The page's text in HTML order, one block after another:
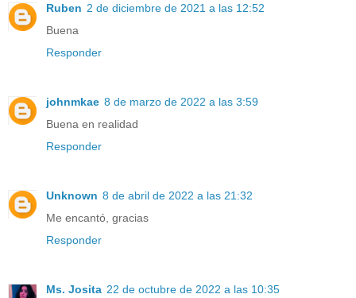
Ruben 2 de diciembre de 2021 a las 12:52
Buena
Responder
johnmkae 8 de marzo de 2022 a las 3:59
Buena en realidad
Responder
Unknown 8 de abril de 2022 a las 21:32
Me encantó, gracias
Responder
Ms. Josita 22 de octubre de 2022 a las 10:35